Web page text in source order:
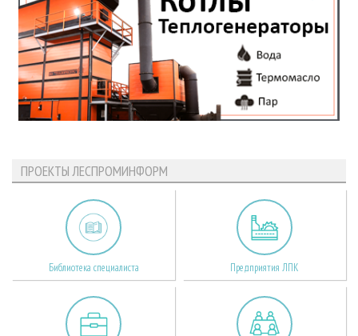
ПРОЕКТЫ ЛЕСПРОМИНФОРМ
Библиотека специалиста Предприятия ЛПК